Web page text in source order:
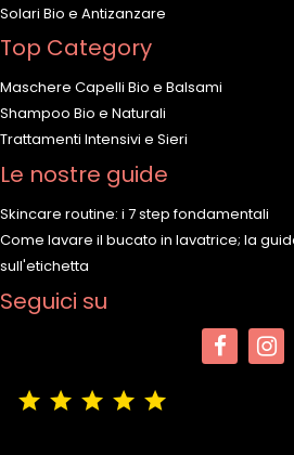
Solari Bio e Antizanzare
Top Category
Maschere Capelli Bio e Balsami
Shampoo Bio e Naturali
Trattamenti Intensivi e Sieri
Le nostre guide
Skincare routine: i 7 step fondamentali
Come lavare il bucato in lavatrice; la
sull'etichetta
Seguici su